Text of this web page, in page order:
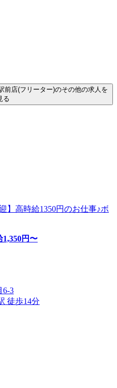
店(フリーター)のその他の求人を
る
】高時給1350円のお仕事♪ボ
1,350円〜
6-3
徒歩14分